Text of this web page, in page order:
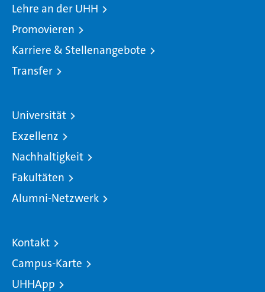
Lehre an der UHH
Promovieren
Karriere & Stellenangebote
Transfer
Universität
Exzellenz
Nachhaltigkeit
Fakultäten
Alumni-Netzwerk
Kontakt
Campus-Karte
UHHApp